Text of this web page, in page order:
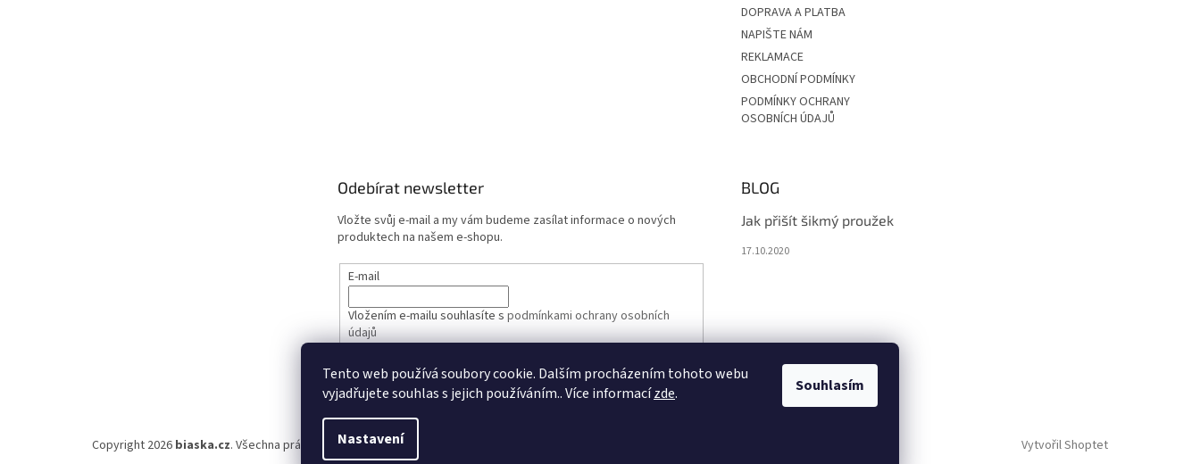
Tento web používá soubory cookie. Dalším procházením tohoto webu
vyjadřujete souhlas s jejich používáním.. Více informacízde.
Nastavení
Souhlasím
DOPRAVA A PLATBA
NAPIŠTE NÁM
REKLAMACE
OBCHODNÍ PODMÍNKY
PODMÍNKY OCHRANY
OSOBNÍCH ÚDAJŮ
Odebírat newsletter
Vložte svůj e-mail a my vám budeme zasílat informace o nových
produktech na našem e-shopu.
E-mail
Vložením e-mailu souhlasíte s podmínkami ochrany osobních
údajů
PŘIHLÁSIT SE
BLOG
Jak přišít šikmý proužek
17.10.2020
Vytvořil Shoptet
Copyright 2026 biaska.cz. Všechna práva vyhrazena.Upravit nastavení cookies